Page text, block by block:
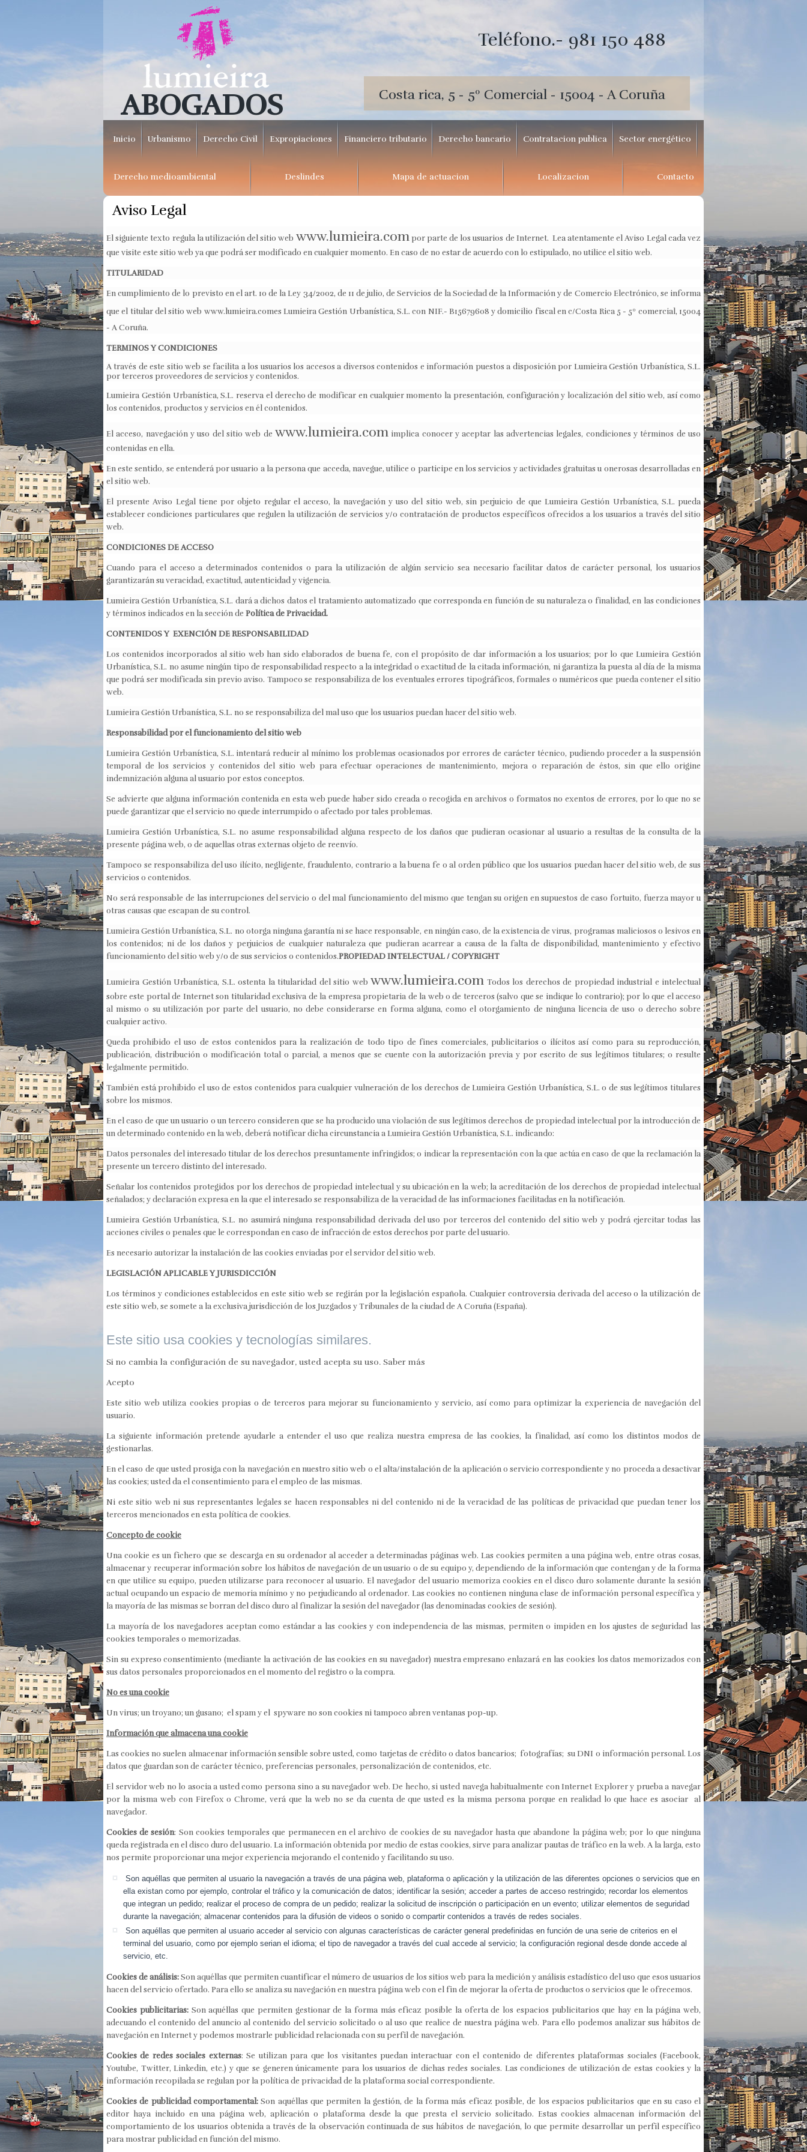
Costa rica, 5 - 5º Comercial - 15004 - A Coruña
Teléfono.- 981 150 488
ABOGADOS
Inicio Urbanismo Derecho Civil Expropiaciones Financiero tributario Derecho bancario Contratacion publica Sector energético
Derecho medioambiental Deslindes Mapa de actuacion Localizacion Contacto
Aviso Legal
El siguiente texto regula la utilización del sitio web www.lumieira.compor parte de los usuarios de Internet. Lea atentamente el Aviso Legal cada vez
que visite este sitio web ya que podrá ser modificado en cualquier momento. En caso de no estar de acuerdo con lo estipulado, no utilice el sitio web.
TITULARIDAD
En cumplimiento de lo previsto en el art. 10 de la Ley 34/2002, de 11 de julio, de Servicios de la Sociedad de la Información y de Comercio Electrónico, se informa
que el titular del sitio web www.lumieira.comes Lumieira Gestión Urbanística, S.L. con NIF.- B15679608 y domicilio fiscal en c/Costa Rica 5 - 5º comercial, 15004
- A Coruña.
TERMINOS Y CONDICIONES
A través de este sitio web se facilita a los usuarios los accesos a diversos contenidos e información puestos a disposición por Lumieira Gestión Urbanística, S.L.
por terceros proveedores de servicios y contenidos.
Lumieira Gestión Urbanística, S.L. reserva el derecho de modificar en cualquier momento la presentación, configuración y localización del sitio web, así como
los contenidos, productos y servicios en él contenidos.
El acceso, navegación y uso del sitio web de www.lumieira.com implica conocer y aceptar las advertencias legales, condiciones y términos de uso
contenidas en ella.
En este sentido, se entenderá por usuario a la persona que acceda, navegue, utilice o participe en los servicios y actividades gratuitas u onerosas desarrolladas en
el sitio web.
El presente Aviso Legal tiene por objeto regular el acceso, la navegación y uso del sitio web, sin perjuicio de que Lumieira Gestión Urbanística, S.L. pueda
establecer condiciones particulares que regulen la utilización de servicios y/o contratación de productos específicos ofrecidos a los usuarios a través del sitio
web.
CONDICIONES DE ACCESO
Cuando para el acceso a determinados contenidos o para la utilización de algún servicio sea necesario facilitar datos de carácter personal, los usuarios
garantizarán su veracidad, exactitud, autenticidad y vigencia.
Lumieira Gestión Urbanística, S.L. dará a dichos datos el tratamiento automatizado que corresponda en función de su naturaleza o finalidad, en las condiciones
y términos indicados en la sección de Política de Privacidad.
CONTENIDOS Y EXENCIÓN DE RESPONSABILIDAD
Los contenidos incorporados al sitio web han sido elaborados de buena fe, con el propósito de dar información a los usuarios; por lo que Lumieira Gestión
Urbanística, S.L. no asume ningún tipo de responsabilidad respecto a la integridad o exactitud de la citada información, ni garantiza la puesta al día de la misma
que podrá ser modificada sin previo aviso. Tampoco se responsabiliza de los eventuales errores tipográficos, formales o numéricos que pueda contener el sitio
web.
Lumieira Gestión Urbanística, S.L. no se responsabiliza del mal uso que los usuarios puedan hacer del sitio web.
Responsabilidad por el funcionamiento del sitio web
Lumieira Gestión Urbanística, S.L. intentará reducir al mínimo los problemas ocasionados por errores de carácter técnico, pudiendo proceder a la suspensión
temporal de los servicios y contenidos del sitio web para efectuar operaciones de mantenimiento, mejora o reparación de éstos, sin que ello origine
indemnización alguna al usuario por estos conceptos.
Se advierte que alguna información contenida en esta web puede haber sido creada o recogida en archivos o formatos no exentos de errores, por lo que no se
puede garantizar que el servicio no quede interrumpido o afectado por tales problemas.
Lumieira Gestión Urbanística, S.L. no asume responsabilidad alguna respecto de los daños que pudieran ocasionar al usuario a resultas de la consulta de la
presente página web, o de aquellas otras externas objeto de reenvío.
Tampoco se responsabiliza del uso ilícito, negligente, fraudulento, contrario a la buena fe o al orden público que los usuarios puedan hacer del sitio web, de sus
servicios o contenidos.
No será responsable de las interrupciones del servicio o del mal funcionamiento del mismo que tengan su origen en supuestos de caso fortuito, fuerza mayor u
otras causas que escapan de su control.
Lumieira Gestión Urbanística, S.L. no otorga ninguna garantía ni se hace responsable, en ningún caso, de la existencia de virus, programas maliciosos o lesivos en
los contenidos; ni de los daños y perjuicios de cualquier naturaleza que pudieran acarrear a causa de la falta de disponibilidad, mantenimiento y efectivo
funcionamiento del sitio web y/o de sus servicios o contenidos.PROPIEDAD INTELECTUAL / COPYRIGHT
Lumieira Gestión Urbanística, S.L. ostenta la titularidad del sitio web www.lumieira.com Todos los derechos de propiedad industrial e intelectual
sobre este portal de Internet son titularidad exclusiva de la empresa propietaria de la web o de terceros (salvo que se indique lo contrario); por lo que el acceso
al mismo o su utilización por parte del usuario, no debe considerarse en forma alguna, como el otorgamiento de ninguna licencia de uso o derecho sobre
cualquier activo.
Queda prohibido el uso de estos contenidos para la realización de todo tipo de fines comerciales, publicitarios o ilícitos así como para su reproducción,
publicación, distribución o modificación total o parcial, a menos que se cuente con la autorización previa y por escrito de sus legítimos titulares; o resulte
legalmente permitido.
También está prohibido el uso de estos contenidos para cualquier vulneración de los derechos de Lumieira Gestión Urbanística, S.L. o de sus legítimos titulares
sobre los mismos.
En el caso de que un usuario o un tercero consideren que se ha producido una violación de sus legítimos derechos de propiedad intelectual por la introducción de
un determinado contenido en la web, deberá notificar dicha circunstancia a Lumieira Gestión Urbanística, S.L. indicando:
Datos personales del interesado titular de los derechos presuntamente infringidos; o indicar la representación con la que actúa en caso de que la reclamación la
presente un tercero distinto del interesado.
Señalar los contenidos protegidos por los derechos de propiedad intelectual y su ubicación en la web; la acreditación de los derechos de propiedad intelectual
señalados; y declaración expresa en la que el interesado se responsabiliza de la veracidad de las informaciones facilitadas en la notificación.
Lumieira Gestión Urbanística, S.L. no asumirá ninguna responsabilidad derivada del uso por terceros del contenido del sitio web y podrá ejercitar todas las
acciones civiles o penales que le correspondan en caso de infracción de estos derechos por parte del usuario.
Es necesario autorizar la instalación de las cookies enviadas por el servidor del sitio web.
LEGISLACIÓN APLICABLE Y JURISDICCIÓN
Los términos y condiciones establecidos en este sitio web se regirán por la legislación española. Cualquier controversia derivada del acceso o la utilización de
este sitio web, se somete a la exclusiva jurisdicción de los Juzgados y Tribunales de la ciudad de A Coruña (España).
Este sitio usa cookies y tecnologías similares.
Si no cambia la configuración de su navegador, usted acepta su uso. Saber más
Acepto
Este sitio web utiliza cookies propias o de terceros para mejorar su funcionamiento y servicio, así como para optimizar la experiencia de navegación del
usuario.
La siguiente información pretende ayudarle a entender el uso que realiza nuestra empresa de las cookies, la finalidad, así como los distintos modos de
gestionarlas.
En el caso de que usted prosiga con la navegación en nuestro sitio web o el alta/instalación de la aplicación o servicio correspondiente y no proceda a desactivar
las cookies; usted da el consentimiento para el empleo de las mismas.
Ni este sitio web ni sus representantes legales se hacen responsables ni del contenido ni de la veracidad de las políticas de privacidad que puedan tener los
terceros mencionados en esta política de cookies.
Concepto de cookie
Una cookie es un fichero que se descarga en su ordenador al acceder a determinadas páginas web. Las cookies permiten a una página web, entre otras cosas,
almacenar y recuperar información sobre los hábitos de navegación de un usuario o de su equipo y, dependiendo de la información que contengan y de la forma
en que utilice su equipo, pueden utilizarse para reconocer al usuario. El navegador del usuario memoriza cookies en el disco duro solamente durante la sesión
actual ocupando un espacio de memoria mínimo y no perjudicando al ordenador. Las cookies no contienen ninguna clase de información personal específica y
la mayoría de las mismas se borran del disco duro al finalizar la sesión del navegador (las denominadas cookies de sesión).
La mayoría de los navegadores aceptan como estándar a las cookies y con independencia de las mismas, permiten o impiden en los ajustes de seguridad las
cookies temporales o memorizadas.
Sin su expreso consentimiento (mediante la activación de las cookies en su navegador) nuestra empresano enlazará en las cookies los datos memorizados con
sus datos personales proporcionados en el momento del registro o la compra.
No es una cookie
Un virus; un troyano; un gusano; el spam y el spyware no son cookies ni tampoco abren ventanas pop-up.
Información que almacena una cookie
Las cookies no suelen almacenar información sensible sobre usted, como tarjetas de crédito o datos bancarios; fotografías; su DNI o información personal. Los
datos que guardan son de carácter técnico, preferencias personales, personalización de contenidos, etc.
El servidor web no lo asocia a usted como persona sino a su navegador web. De hecho, si usted navega habitualmente con Internet Explorer y prueba a navegar
por la misma web con Firefox o Chrome, verá que la web no se da cuenta de que usted es la misma persona porque en realidad lo que hace es asociar al
navegador.
Cookies de sesión: Son cookies temporales que permanecen en el archivo de cookies de su navegador hasta que abandone la página web; por lo que ninguna
queda registrada en el disco duro del usuario. La información obtenida por medio de estas cookies, sirve para analizar pautas de tráfico en la web. A la larga, esto
nos permite proporcionar una mejor experiencia mejorando el contenido y facilitando su uso.
Son aquéllas que permiten al usuario la navegación a través de una página web, plataforma o aplicación y la utilización de las diferentes opciones o servicios que en
ella existan como por ejemplo, controlar el tráfico y la comunicación de datos; identificar la sesión; acceder a partes de acceso restringido; recordar los elementos
que integran un pedido; realizar el proceso de compra de un pedido; realizar la solicitud de inscripción o participación en un evento; utilizar elementos de seguridad
durante la navegación; almacenar contenidos para la difusión de videos o sonido o compartir contenidos a través de redes sociales.
Son aquéllas que permiten al usuario acceder al servicio con algunas características de carácter general predefinidas en función de una serie de criterios en el
terminal del usuario, como por ejemplo serian el idioma; el tipo de navegador a través del cual accede al servicio; la configuración regional desde donde accede al
servicio, etc.
Cookies de análisis:Son aquéllas que permiten cuantificar el número de usuarios de los sitios web para la medición y análisis estadístico del uso que esos usuarios
hacen del servicio ofertado. Para ello se analiza su navegación en nuestra página web con el fin de mejorar la oferta de productos o servicios que le ofrecemos.
Cookies publicitarias:Son aquéllas que permiten gestionar de la forma más eficaz posible la oferta de los espacios publicitarios que hay en la página web,
adecuando el contenido del anuncio al contenido del servicio solicitado o al uso que realice de nuestra página web. Para ello podemos analizar sus hábitos de
navegación en Internet y podemos mostrarle publicidad relacionada con su perfil de navegación.
Cookies de redes sociales externas: Se utilizan para que los visitantes puedan interactuar con el contenido de diferentes plataformas sociales (Facebook,
Youtube, Twitter, Linkedin, etc.) y que se generen únicamente para los usuarios de dichas redes sociales. Las condiciones de utilización de estas cookies y la
información recopilada se regulan por la política de privacidad de la plataforma social correspondiente.
Cookies de publicidad comportamental: Son aquéllas que permiten la gestión, de la forma más eficaz posible, de los espacios publicitarios que en su caso el
editor haya incluido en una página web, aplicación o plataforma desde la que presta el servicio solicitado. Estas cookies almacenan información del
comportamiento de los usuarios obtenida a través de la observación continuada de sus hábitos de navegación, lo que permite desarrollar un perfil específico
para mostrar publicidad en función del mismo.